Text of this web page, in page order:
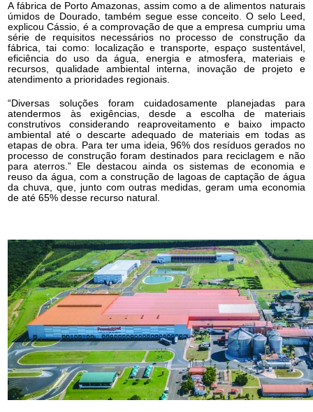
A fábrica de Porto Amazonas, assim como a de alimentos naturais
úmidos de Dourado, também segue esse conceito. O selo Leed,
explicou Cássio, é a comprovação de que a empresa cumpriu uma
série de requisitos necessários no processo de construção da
fábrica, tai como: localização e transporte, espaço sustentável,
eficiência do uso da água, energia e atmosfera, materiais e
recursos, qualidade ambiental interna, inovação de projeto e
atendimento a prioridades regionais.
“Diversas soluções foram cuidadosamente planejadas para
atendermos às exigências, desde a escolha de materiais
construtivos considerando reaproveitamento e baixo impacto
ambiental até o descarte adequado de materiais em todas as
etapas de obra. Para ter uma ideia, 96% dos resíduos gerados no
processo de construção foram destinados para reciclagem e não
para aterros.” Ele destacou ainda os sistemas de economia e
reuso da água, com a construção de lagoas de captação de água
da chuva, que, junto com outras medidas, geram uma economia
de até 65% desse recurso natural.